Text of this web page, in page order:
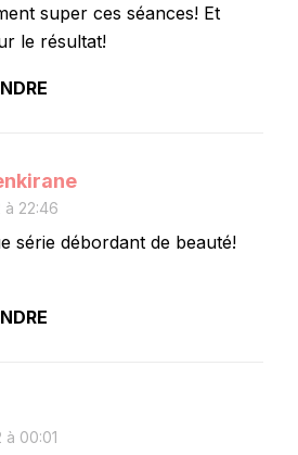
super ces séances! Et
le résultat!
à 22:46
série débordant de beauté!
à 00:01